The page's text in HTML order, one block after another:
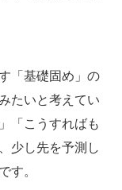
「基礎固め」の
たいと考えてい
「こうすればも
少し先を予測し
す。